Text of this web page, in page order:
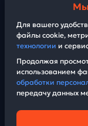
Мы
Для вашего
файлы cookie,
технологии и
Продолжая
использованием
обработки
передачу данных